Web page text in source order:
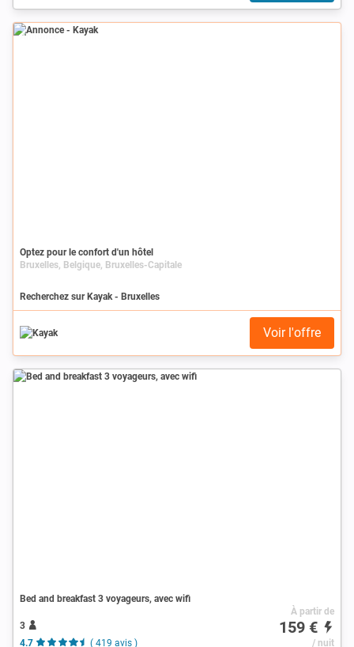
Annonce
Optez pour le confort d'un hôtel
Bruxelles, Belgique, Bruxelles-Capitale
Recherchez sur Kayak - Bruxelles
Voir l'offre
Bed and breakfast 3 voyageurs, avec wifi
3
4.7
( 419 avis )
À partir de
159 €
/ nuit